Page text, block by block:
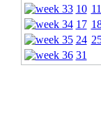
10 11
17
24
31